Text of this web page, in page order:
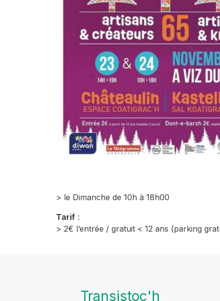
> le Dimanche de 10h à 18h00
Tarif :
> 2€ l’entrée / gratuit < 12 ans (parking
Transistoc'h